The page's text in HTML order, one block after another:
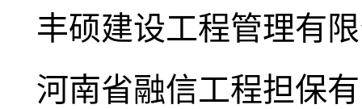
丰硕建设工程管理有
河南省融信工程担保